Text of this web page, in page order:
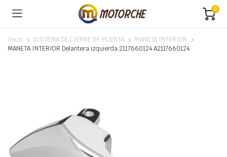
0
Inicio SISTEMA DE CIERRE DE PUERTA
MANETA INTERIOR
MANETA INTERIOR Delantera izquierda 2117660124 A2117660124